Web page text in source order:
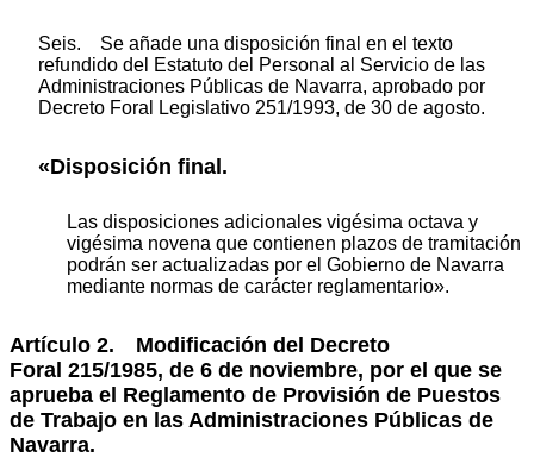
Seis. Se añade una disposición final en el texto
refundido del Estatuto del Personal al Servicio de las
Administraciones Públicas de Navarra, aprobado por
Decreto Foral Legislativo 251/1993, de 30 de agosto.
«Disposición final.
Las disposiciones adicionales vigésima octava y
vigésima novena que contienen plazos de tramitación
podrán ser actualizadas por el Gobierno de Navarra
mediante normas de carácter reglamentario».
Artículo 2. Modificación del Decreto
Foral 215/1985, de 6 de noviembre, por el que se
aprueba el Reglamento de Provisión de Puestos
de Trabajo en las Administraciones Públicas de
Navarra.